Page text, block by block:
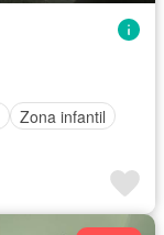
Zona infantil